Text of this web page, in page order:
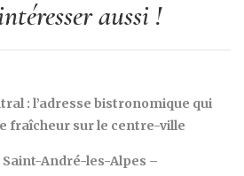
aussi !
: l’adresse bistronomique qui
fraîcheur sur le centre-ville
André-les-Alpes –